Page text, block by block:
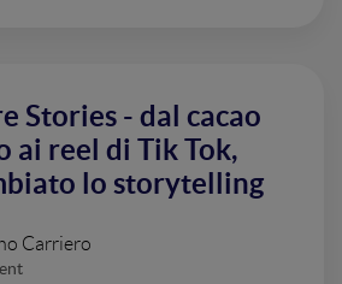
Stories - dal cacao
ai reel di Tik Tok,
lo storytelling
Carriero